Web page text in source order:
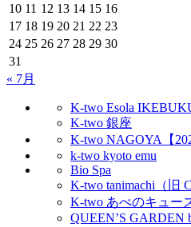
10 11 12 13 14 15 16
17 18 19 20 21 22 23
24 25 26 27 28 29 30
31
« 7月
K-two Esola
K-two 銀座
K-two NAGOYA【
k-two kyoto emu
Bio Spa
K-two tanimachi（旧
K-two あべのキュー
QUEEN’S GARDEN